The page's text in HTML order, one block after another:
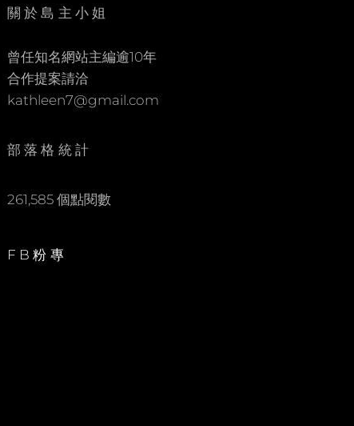
關於島主小姐
曾任知名網站主編逾10年
合作提案請洽
kathleen7@gmail.com
部落格統計
261,585 個點閱數
FB粉專